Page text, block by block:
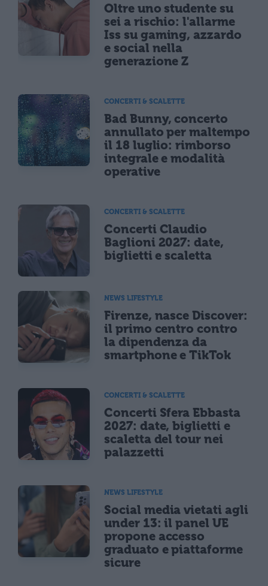
Oltre uno studente su
sei a rischio: l'allarme
Iss su gaming, azzardo
e social nella
generazione Z
CONCERTI & SCALETTE
Bad Bunny, concerto
annullato per maltempo
il 18 luglio: rimborso
integrale e modalità
operative
CONCERTI & SCALETTE
Concerti Claudio
Baglioni 2027: date,
biglietti e scaletta
NEWS LIFESTYLE
Firenze, nasce Discover:
il primo centro contro
la dipendenza da
smartphone e TikTok
CONCERTI & SCALETTE
Concerti Sfera Ebbasta
2027: date, biglietti e
scaletta del tour nei
palazzetti
NEWS LIFESTYLE
Social media vietati agli
under 13: il panel UE
propone accesso
graduato e piattaforme
sicure